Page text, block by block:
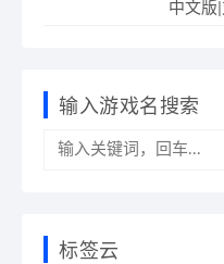
中文版
输入游戏名搜索
标签云